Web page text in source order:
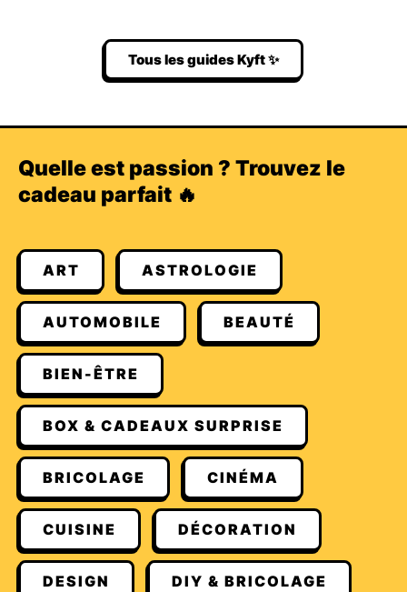
Tous les guides Kyft ✨
Quelle est passion ? Trouvez le
cadeau parfait 🔥
ART ASTROLOGIE
AUTOMOBILE BEAUTÉ
BIEN-ÊTRE
BOX & CADEAUX SURPRISE
BRICOLAGE CINÉMA
CUISINE DÉCORATION
DESIGN DIY & BRICOLAGE